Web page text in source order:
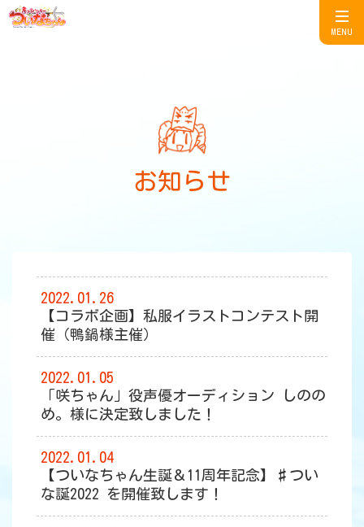
MENU
お知らせ
2022.01.26
【コラボ企画】私服イラストコンテスト開
催（鴨鍋様主催）
2022.01.05
「咲ちゃん」役声優オーディション しのの
め。様に決定致しました！
2022.01.04
【ついなちゃん生誕＆11周年記念】♯つい
な誕2022 を開催致します！